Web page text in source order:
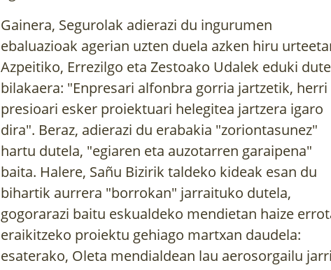
Gainera, Segurolak adierazi du ingurumen
ebaluazioak agerian uzten duela azken hiru
Azpeitiko, Errezilgo eta Zestoako Udalek eduki
bilakaera: "Enpresari alfonbra gorria jartzetik, herri
presioari esker proiektuari helegitea jartzera igaro
dira". Beraz, adierazi du erabakia "zoriontasunez"
hartu dutela, "egiaren eta auzotarren garaipena"
baita. Halere, Sañu Bizirik taldeko kideak esan du
bihartik aurrera "borrokan" jarraituko dutela,
gogorarazi baitu eskualdeko mendietan haize
eraikitzeko proiektu gehiago martxan daudela:
esaterako, Oleta mendialdean lau aerosorgailu jarri